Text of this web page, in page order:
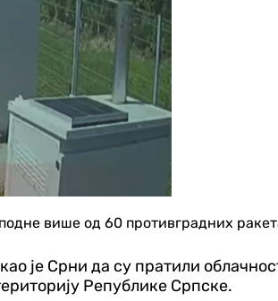
више од 60 противградних
је Срни да су пратили
Републике Српске.